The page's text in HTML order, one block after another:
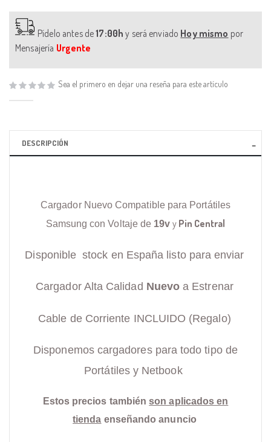
Pídelo antes de17:00h y será enviado Hoy mismo por
Mensajería Urgente
Sea el primero en dejar una reseña para este artículo
DESCRIPCIÓN
Cargador Nuevo Compatible para Portátiles
Samsung con Voltaje de 19v y Pin Central
Disponible stock en España listo para enviar
Cargador Alta Calidad Nuevo a Estrenar
Cable de Corriente INCLUIDO (Regalo)
Disponemos cargadores para todo tipo de
Portátiles y Netbook
Estos precios también son aplicados en
tienda enseñando anuncio